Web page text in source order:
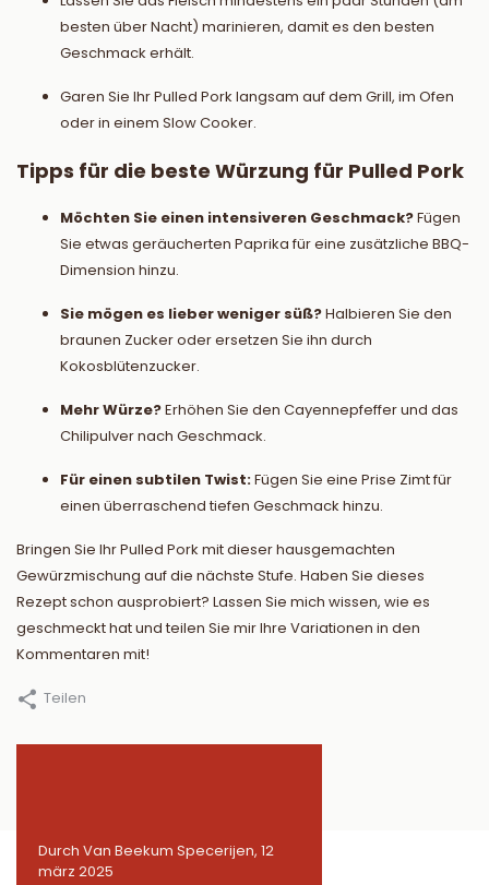
besten über Nacht) marinieren, damit es den besten
Geschmack erhält.
Garen Sie Ihr Pulled Pork langsam auf dem Grill, im Ofen
oder in einem Slow Cooker.
Tipps für die beste Würzung für Pulled Pork
Möchten Sie einen intensiveren Geschmack?Fügen
Sie etwas geräucherten Paprika für eine zusätzliche BBQ-
Dimension hinzu.
Sie mögen es lieber weniger süß?Halbieren Sie den
braunen Zucker oder ersetzen Sie ihn durch
Kokosblütenzucker.
Mehr Würze?Erhöhen Sie den Cayennepfeffer und das
Chilipulver nach Geschmack.
Für einen subtilen Twist:Fügen Sie eine Prise Zimt für
einen überraschend tiefen Geschmack hinzu.
Bringen Sie Ihr Pulled Pork mit dieser hausgemachten
Gewürzmischung auf die nächste Stufe. Haben Sie dieses
Rezept schon ausprobiert? Lassen Sie mich wissen, wie es
geschmeckt hat und teilen Sie mir Ihre Variationen in den
Kommentaren mit!
Teilen
Durch Van Beekum Specerijen, 12
märz 2025